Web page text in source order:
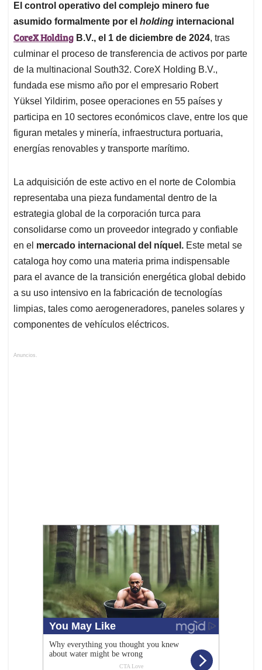
El control operativo del complejo minero fue
asumido formalmente por el holding internacional
CoreX Holding B.V., el 1 de diciembre de 2024, tras
culminar el proceso de transferencia de activos por parte
de la multinacional South32. CoreX Holding B.V.,
fundada ese mismo año por el empresario Robert
Yüksel Yildirim, posee operaciones en 55 países y
participa en 10 sectores económicos clave, entre los que
figuran metales y minería, infraestructura portuaria,
energías renovables y transporte marítimo.
La adquisición de este activo en el norte de Colombia
representaba una pieza fundamental dentro de la
estrategia global de la corporación turca para
consolidarse como un proveedor integrado y confiable
en el mercado internacional del níquel. Este metal se
cataloga hoy como una materia prima indispensable
para el avance de la transición energética global debido
a su uso intensivo en la fabricación de tecnologías
limpias, tales como aerogeneradores, paneles solares y
componentes de vehículos eléctricos.
Anuncios.